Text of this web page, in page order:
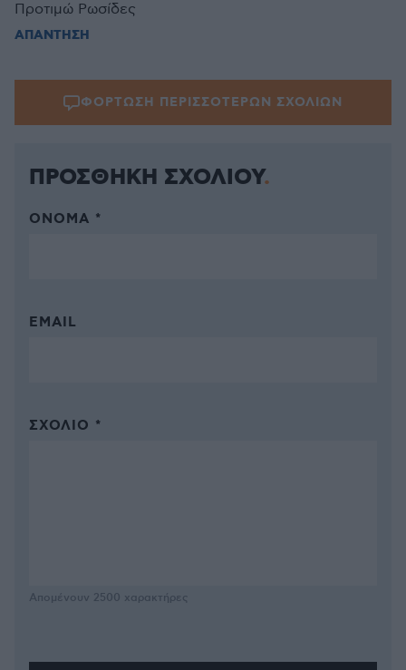
Προτιμώ Ρωσίδες
ΑΠΑΝΤΗΣΗ
ΦΟΡΤΩΣΗ ΠΕΡΙΣΣΟΤΕΡΩΝ ΣΧΟΛΙΩΝ
ΠΡΟΣΘΗΚΗ ΣΧΟΛΙΟΥ
ΌΝΟΜΑ *
EMAIL
ΣΧΌΛΙΟ *
Απομένουν 2500 χαρακτήρες